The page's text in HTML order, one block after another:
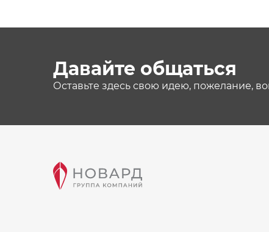
Давайте общаться
Оставьте здесь свою идею, пожелание,